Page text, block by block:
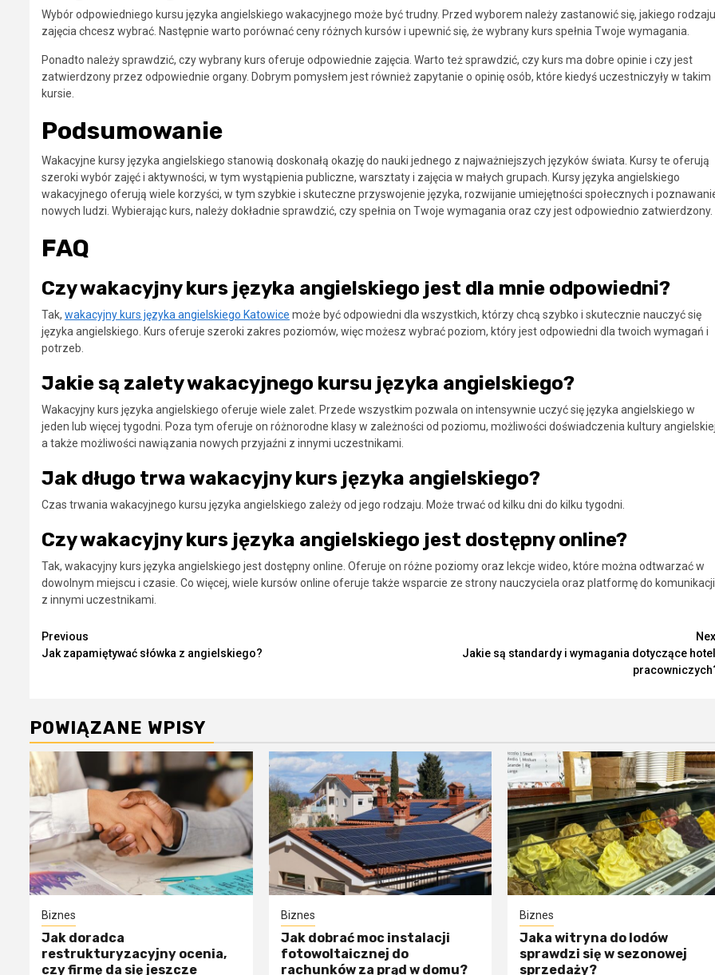
Wybór odpowiedniego kursu języka angielskiego wakacyjnego może być trudny. Przed wyborem należy zastanowić się, jakiego rodzaju
zajęcia chcesz wybrać. Następnie warto porównać ceny różnych kursów i upewnić się, że wybrany kurs spełnia Twoje wymagania.
Ponadto należy sprawdzić, czy wybrany kurs oferuje odpowiednie zajęcia. Warto też sprawdzić, czy kurs ma dobre opinie i czy jest
zatwierdzony przez odpowiednie organy. Dobrym pomysłem jest również zapytanie o opinię osób, które kiedyś uczestniczyły w takim
kursie.
Podsumowanie
Wakacyjne kursy języka angielskiego stanowią doskonałą okazję do nauki jednego z najważniejszych języków świata. Kursy te oferują
szeroki wybór zajęć i aktywności, w tym wystąpienia publiczne, warsztaty i zajęcia w małych grupach. Kursy języka angielskiego
wakacyjnego oferują wiele korzyści, w tym szybkie i skuteczne przyswojenie języka, rozwijanie umiejętności społecznych i
nowych ludzi. Wybierając kurs, należy dokładnie sprawdzić, czy spełnia on Twoje wymagania oraz czy jest odpowiednio zatwierdzony.
FAQ
Czy wakacyjny kurs języka angielskiego jest dla mnie odpowiedni?
Tak, wakacyjny kurs języka angielskiego Katowice może być odpowiedni dla wszystkich, którzy chcą szybko i skutecznie nauczyć się
języka angielskiego. Kurs oferuje szeroki zakres poziomów, więc możesz wybrać poziom, który jest odpowiedni dla twoich wymagań i
potrzeb.
Jakie są zalety wakacyjnego kursu języka angielskiego?
Wakacyjny kurs języka angielskiego oferuje wiele zalet. Przede wszystkim pozwala on intensywnie uczyć się języka angielskiego w
jeden lub więcej tygodni. Poza tym oferuje on różnorodne klasy w zależności od poziomu, możliwości doświadczenia kultury
a także możliwości nawiązania nowych przyjaźni z innymi uczestnikami.
Jak długo trwa wakacyjny kurs języka angielskiego?
Czas trwania wakacyjnego kursu języka angielskiego zależy od jego rodzaju. Może trwać od kilku dni do kilku tygodni.
Czy wakacyjny kurs języka angielskiego jest dostępny online?
Tak, wakacyjny kurs języka angielskiego jest dostępny online. Oferuje on różne poziomy oraz lekcje wideo, które można odtwarzać w
dowolnym miejscu i czasie. Co więcej, wiele kursów online oferuje także wsparcie ze strony nauczyciela oraz platformę do komunikacji
z innymi uczestnikami.
Continue
Reading
Previous
Jak zapamiętywać słówka z angielskiego?
Jakie są standardy i wymagania dotyczące
POWIĄZANE WPISY
Biznes
Jak doradca
restrukturyzacyjny ocenia,
czy firmę da się jeszcze
Biznes
Jak dobrać moc instalacji
fotowoltaicznej do
rachunków za prąd w domu?
Biznes
Jaka witryna do lodów
sprawdzi się w sezonowej
sprzedaży?